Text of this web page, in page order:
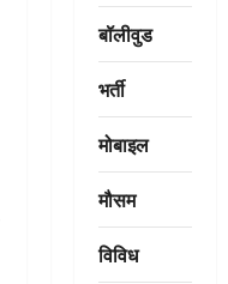
बॉलीवुड
भर्ती
मोबाइल
मौसम
विविध